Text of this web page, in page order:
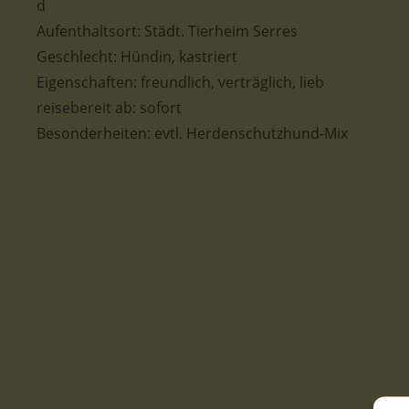
Aufenthaltsort: Städt. Tierheim Serres
Geschlecht: Hündin, kastriert
Eigenschaften: freundlich, verträglich, lieb
reisebereit ab: sofort
Besonderheiten: evtl. Herdenschutzhund-Mix